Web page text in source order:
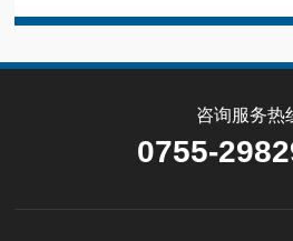
咨询服务热
0755-